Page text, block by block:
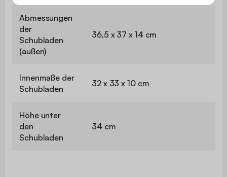
Abmessungen
der
Schubladen
(außen)
36,5 x 37 x 14 cm
Innenmaße der
Schubladen
32 x 33 x 10 cm
Höhe unter
den
Schubladen
34 cm